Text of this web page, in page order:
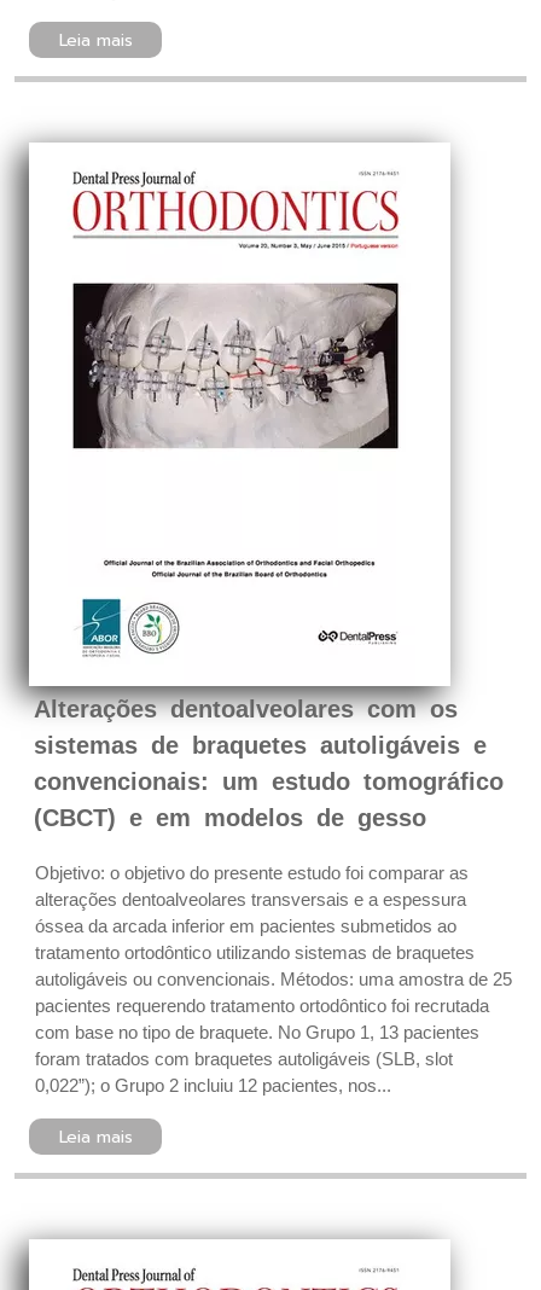
Leia mais
Alterações dentoalveolares com os
sistemas de braquetes autoligáveis e
convencionais: um estudo tomográfico
(CBCT) e em modelos de gesso
Objetivo: o objetivo do presente estudo foi comparar as
alterações dentoalveolares transversais e a espessura
óssea da arcada inferior em pacientes submetidos ao
tratamento ortodôntico utilizando sistemas de braquetes
autoligáveis ou convencionais. Métodos: uma amostra de 25
pacientes requerendo tratamento ortodôntico foi recrutada
com base no tipo de braquete. No Grupo 1, 13 pacientes
foram tratados com braquetes autoligáveis (SLB, slot
0,022”); o Grupo 2 incluiu 12 pacientes, nos...
Leia mais